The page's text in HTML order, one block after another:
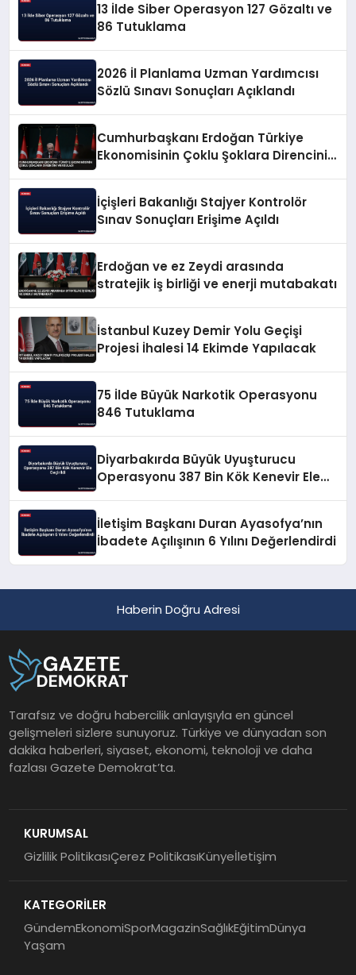
13 İlde Siber Operasyon 127 Gözaltı ve
86 Tutuklama
2026 İl Planlama Uzman Yardımcısı
Sözlü Sınavı Sonuçları Açıklandı
Cumhurbaşkanı Erdoğan Türkiye
Ekonomisinin Çoklu Şoklara Direncini
İçişleri Bakanlığı Stajyer Kontrolör
Sınav Sonuçları Erişime Açıldı
Erdoğan ve ez Zeydi arasında
stratejik iş birliği ve enerji mutabakatı
İstanbul Kuzey Demir Yolu Geçişi
Projesi İhalesi 14 Ekimde Yapılacak
75 İlde Büyük Narkotik Operasyonu
846 Tutuklama
Diyarbakırda Büyük Uyuşturucu
Operasyonu 387 Bin Kök Kenevir Ele
İletişim Başkanı Duran Ayasofya’nın
İbadete Açılışının 6 Yılını Değerlendirdi
Haberin Doğru Adresi
Tarafsız ve doğru habercilik anlayışıyla en güncel
gelişmeleri sizlere sunuyoruz. Türkiye ve dünyadan son
dakika haberleri, siyaset, ekonomi, teknoloji ve daha
fazlası Gazete Demokrat’ta.
KURUMSAL
Gizlilik PolitikasıÇerez PolitikasıKünyeİletişim
KATEGORİLER
GündemEkonomiSporMagazinSağlıkEğitimDünya
Yaşam